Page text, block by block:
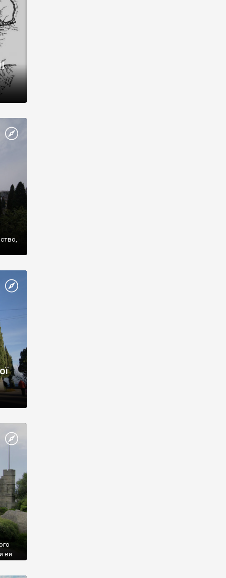
ви